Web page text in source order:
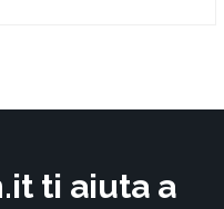
ti aiuta a